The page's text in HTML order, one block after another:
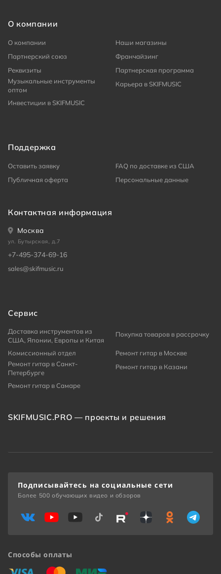
О компании
О компании
Наши магазины
Партнерский союз
Франчайзинг
Реквизиты
Партнерская программа
Музыкальные инструменты
оптом
Карьера в SKIFMUSIC
Инвестиции в SKIFMUSIC
Поддержка
Оставить заявку
FAQ по доставке из США
Публичная оферта
Персональные данные
Контактная информация
Москва
ул. Бутырская, д.7
+7-495-374-69-16
sales@skifmusic.ru
Сервис
Доставка инструментов из
США, Японии, Европы и Китая
Покупка товаров в рассрочку
Комиссионный отдел
Ремонт гитар в Москве
Ремонт гитар в Санкт-
Петербурге
Ремонт гитар в Казани
Ремонт гитар в Самаре
SKIFMUSIC.PRO — проекты и решения
Способы оплаты
«Виза» «Мастеркард»
«Мир»
Подписывайтесь на социальные сети
Более 500 обучающих видео и обзоров